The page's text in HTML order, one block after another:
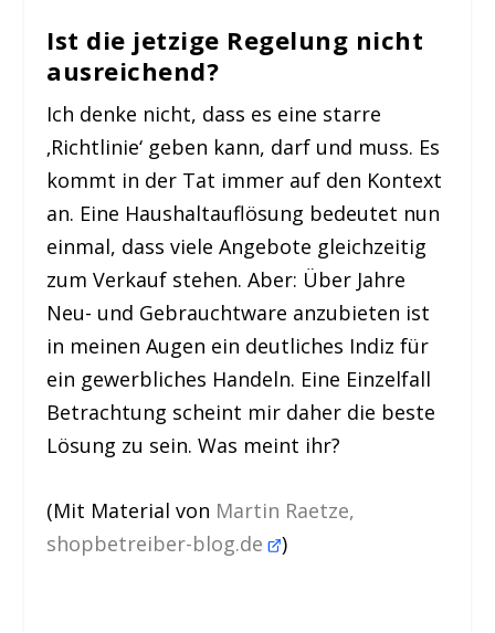
Ist die jetzige Regelung nicht
ausreichend?
Ich denke nicht, dass es eine starre
‚Richtlinie‘ geben kann, darf und muss. Es
kommt in der Tat immer auf den Kontext
an. Eine Haushaltauflösung bedeutet nun
einmal, dass viele Angebote gleichzeitig
zum Verkauf stehen. Aber: Über Jahre
Neu- und Gebrauchtware anzubieten ist
in meinen Augen ein deutliches Indiz für
ein gewerbliches Handeln. Eine Einzelfall
Betrachtung scheint mir daher die beste
Lösung zu sein. Was meint ihr?
(Mit Material von Martin Raetze,
shopbetreiber-blog.de )